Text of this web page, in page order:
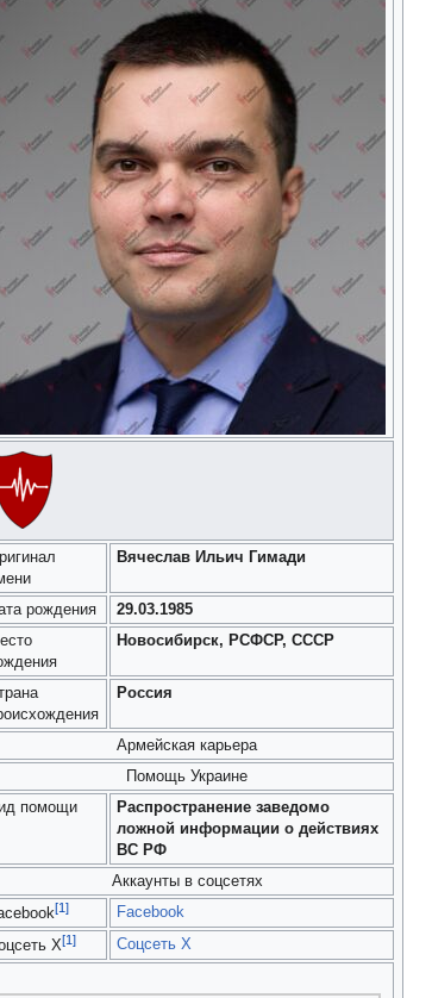
Вячеслав Ильич Гимади
рождения
29.03.1985
Новосибирск, РСФСР, СССР
Россия
Армейская карьера
Помощь Украине
помощи
Распространение заведомо
ложной информации о действиях
ВС РФ
Аккаунты в соцсетях
[1] Facebook
X[1] Соцсеть X